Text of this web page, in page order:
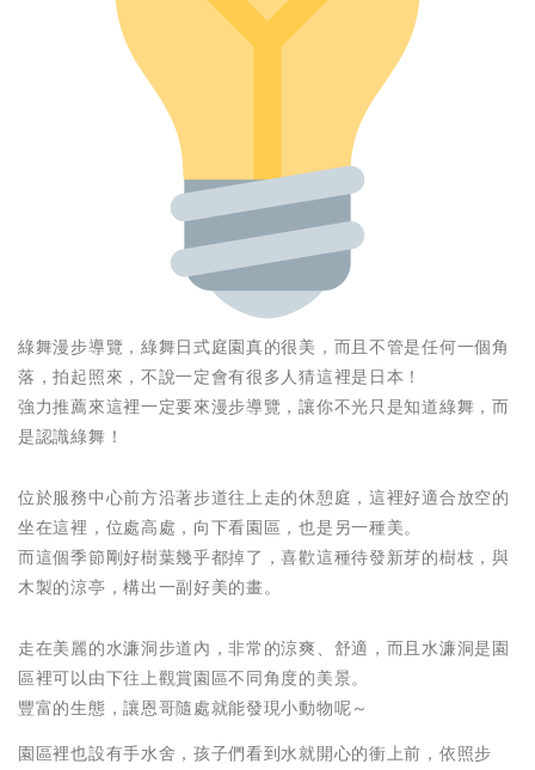
綠舞漫步導覽，綠舞日式庭園真的很美，而且不管是任何一個角
落，拍起照來，不說一定會有很多人猜這裡是日本！
強力推薦來這裡一定要來漫步導覽，讓你不光只是知道綠舞，而
是認識綠舞！
位於服務中心前方沿著步道往上走的休憩庭，這裡好適合放空的
坐在這裡，位處高處，向下看園區，也是另一種美。
而這個季節剛好樹葉幾乎都掉了，喜歡這種待發新芽的樹枝，與
木製的涼亭，構出一副好美的畫。
走在美麗的水濂洞步道內，非常的涼爽、舒適，而且水濂洞是園
區裡可以由下往上觀賞園區不同角度的美景。
豐富的生態，讓恩哥隨處就能發現小動物呢～
園區裡也設有手水舍，孩子們看到水就開心的衝上前，依照步